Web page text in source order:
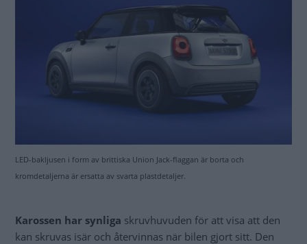
LED-bakljusen i form av brittiska Union Jack-flaggan är borta och
kromdetaljerna är ersatta av svarta plastdetaljer.
Karossen har synliga skruvhuvuden för att visa att den
kan skruvas isär och återvinnas när bilen gjort sitt. Den